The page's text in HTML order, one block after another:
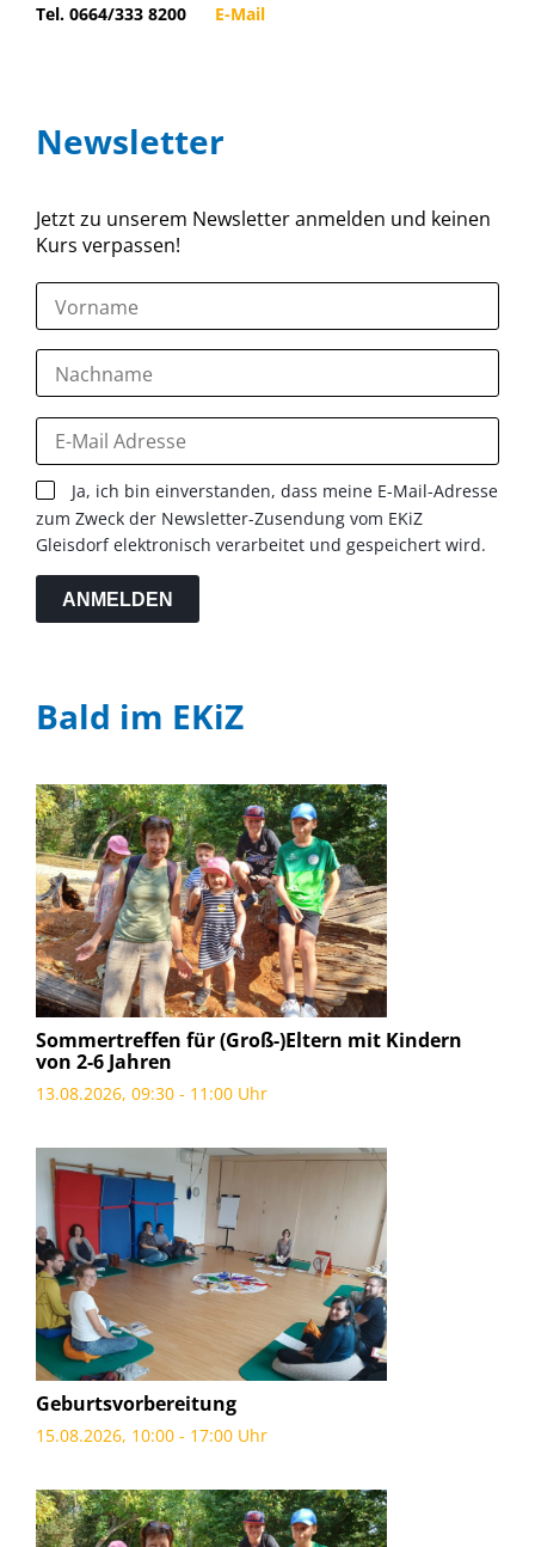
Newsletter
Jetzt zu unserem Newsletter anmelden und keinen
Kurs verpassen!
Ja, ich bin einverstanden, dass meine E-Mail-Adresse
zum Zweck der Newsletter-Zusendung vom EKiZ
Gleisdorf elektronisch verarbeitet und gespeichert wird.
ANMELDEN
Bald im EKiZ
Sommertreffen für (Groß-)Eltern mit Kindern
von 2-6 Jahren
13.08.2026, 09:30 - 11:00 Uhr
Geburtsvorbereitung
15.08.2026, 10:00 - 17:00 Uhr
Tel. 0664/333 8200
E-Mail